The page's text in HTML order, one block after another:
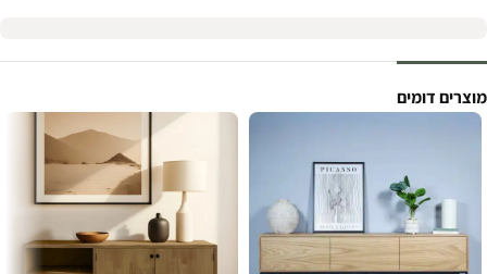
מוצרים דומים